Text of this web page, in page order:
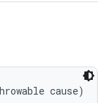
cause)